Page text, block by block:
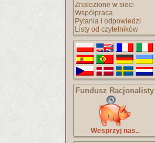
Znalezione w sieci
Współpraca
Pytania i odpowiedzi
Listy od czytelników
Fundusz Racjonalisty
Wesprzyj nas..